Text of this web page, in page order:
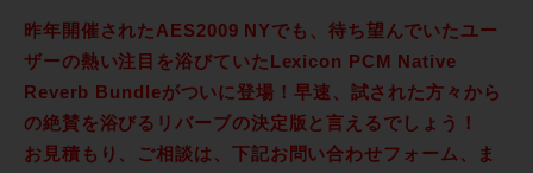
昨年開催されたAES2009 NYでも、待ち望んでいたユー
ザーの熱い注目を浴びていたLexicon PCM Native
Reverb Bundleがついに登場！早速、試された方々から
の絶賛を浴びるリバーブの決定版と言えるでしょう！
お見積もり、ご相談は、下記お問い合わせフォーム、ま